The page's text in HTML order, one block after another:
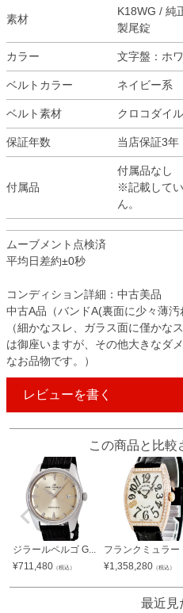
素材
K18WG / 純
製尾錠
カラー 文字盤：ホ
ベルトカラー ネイビー系
ベルト素材 クロコダイル
保証年数 当店保証3年
付属品
付属品なし
※記載して
ん。
ムーブメント点検済
平均日差約±0秒
コンディション詳細：中古美品
中古A品（バンドA(裏面に少々薄汚
（細かなスレ、ガラス面に僅かな
は御座いますが、その他大きなダ
なお品物です。）
レビューを書く
この商品と比較
ジラールペルゴ G...
¥711,480 （税込）
フランクミュラー
¥1,358,280 （税込）
最近見